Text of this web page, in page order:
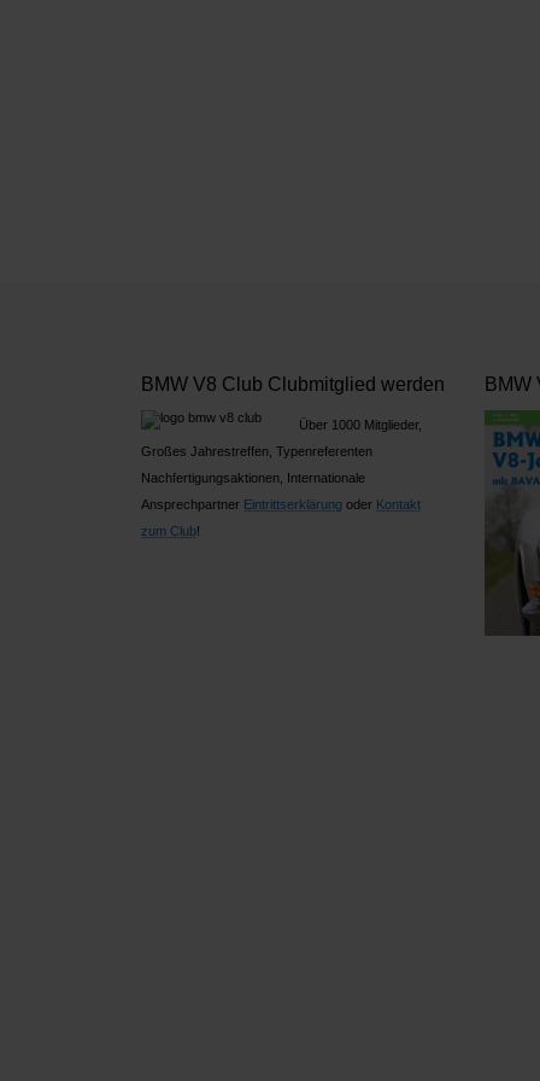
BMW V8 Club Clubmitglied werden
Über 1000 Mitglieder,
Großes Jahrestreffen, Typenreferenten
Nachfertigungsaktionen, Internationale
Ansprechpartner Eintrittserklärung oder Kontakt
zum Club!
BMW